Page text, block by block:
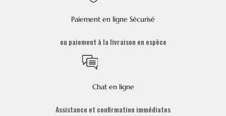
Paiement en ligne Sécurisé
ou paiement à la livraison en espèce
Chat en ligne
Assistance et confirmation immédiates